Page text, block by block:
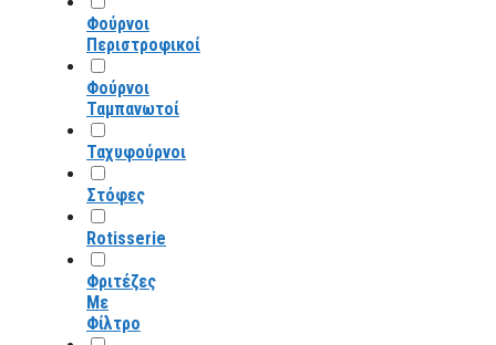
Φούρνοι
Περιστροφικοί
Φούρνοι
Ταμπανωτοί
Ταχυφούρνοι
Στόφες
Rotisserie
Φριτέζες
Με
Φίλτρο